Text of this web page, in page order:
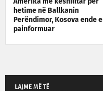
hetime në Ballkanin
Perëndimor, Kosova ende e
painformuar
LAJME MË TË